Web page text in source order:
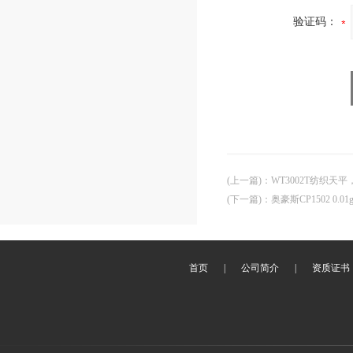
验证码：
(上一篇) ： WT3002T纺织天平
(下一篇) ： 奥豪斯CP1502
首页 公司简介 资质证书